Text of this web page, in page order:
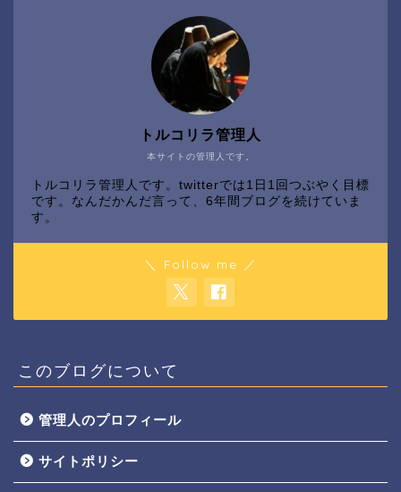
本サイトの管理人です。
トルコリラ管理人
トルコリラ管理人です。twitterでは1日1回つぶやく目標
です。なんだかんだ言って、6年間ブログを続けていま
す。
＼ Follow me ／
このブログについて
管理人のプロフィール
サイトポリシー